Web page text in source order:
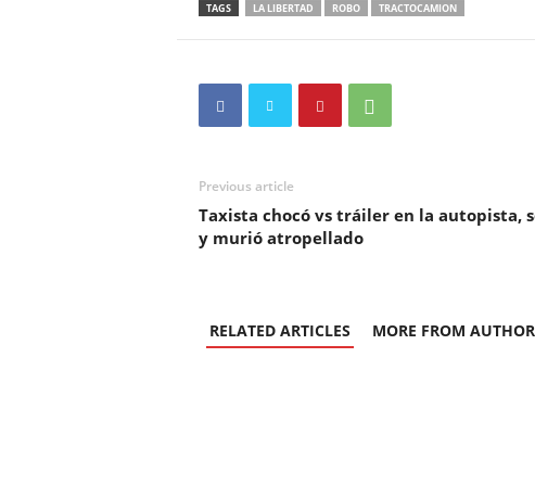
TAGS LA LIBERTAD ROBO TRACTOCAMION
Previous article
Taxista chocó vs tráiler en la autopista,
y murió atropellado
RELATED ARTICLES MORE FROM AUTHOR